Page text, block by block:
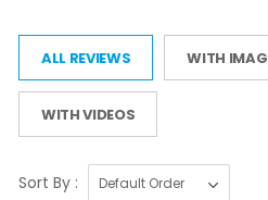
ALL REVIEWS WITH
WITH VIDEOS
Sort By :